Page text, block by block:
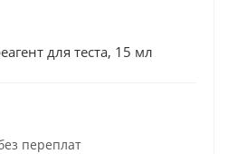
для теста, 15 мл
переплат